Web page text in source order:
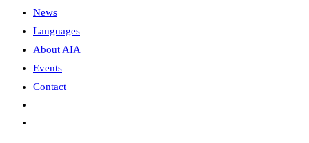
News
Languages
About AIA
Events
Contact